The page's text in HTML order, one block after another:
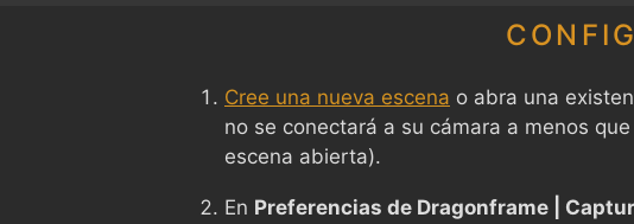
Cree una nueva escena o abra una
no se conectará a su cámara a menos
escena abierta).
En Preferencias de Dragonframe |